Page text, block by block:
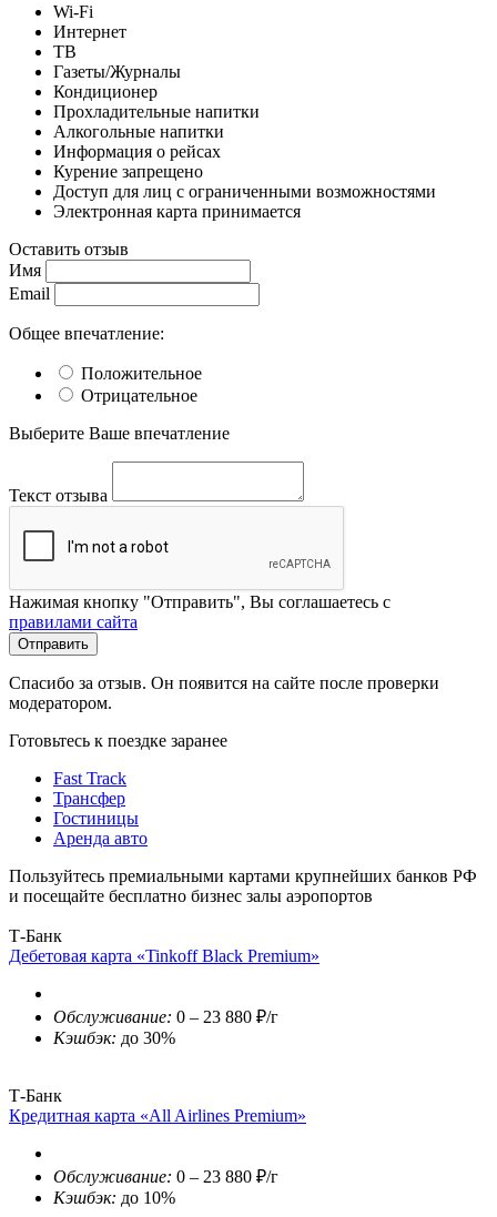
Wi-Fi
Интернет
ТВ
Газеты/Журналы
Кондиционер
Прохладительные напитки
Алкогольные напитки
Информация о рейсах
Курение запрещено
Доступ для лиц с ограниченными возможностями
Электронная карта принимается
Оставить отзыв
Имя
Email
Общее впечатление:
Положительное
Отрицательное
Выберите Ваше впечатление
Текст отзыва
Нажимая кнопку "Отправить", Вы соглашаетесь с
правилами сайта
Отправить
Спасибо за отзыв. Он появится на сайте после проверки
модератором.
Готовьтесь к поездке заранее
Fast Track
Трансфер
Гостиницы
Аренда авто
Пользуйтесь премиальными картами крупнейших банков РФ
и посещайте бесплатно бизнес залы аэропортов
Т-Банк
Дебетовая карта «Tinkoff Black Premium»
Обслуживание: 0 – 23 880 ₽/г
Кэшбэк: до 30%
Т-Банк
Кредитная карта «All Airlines Premium»
Обслуживание: 0 – 23 880 ₽/г
Кэшбэк: до 10%